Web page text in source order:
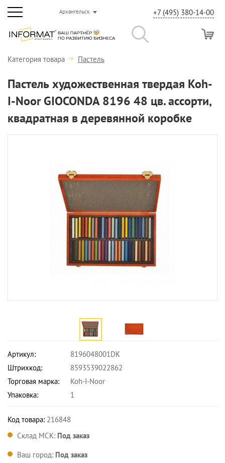
Архангельск +7 (495) 380-14-00
Категория товара Пастель
Пастель художественная твердая Koh-
I-Noor GIOCONDA 8196 48 цв. ассорти,
квадратная в деревянной коробке
Артикул:
8196048001DK
Штрихкод:
8593539022862
Торговая марка:
Koh-I-Noor
Упаковка:
1
Код товара: 216848
Склад МСК: Под заказ
Ваш город: Под заказ